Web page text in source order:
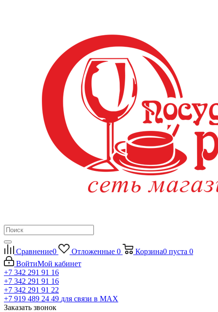
Сравнение0 Отложенные 0 Корзина0 пуста 0
ВойтиМой кабинет
+7 342 291 91 16
+7 342 291 91 16
+7 342 291 91 22
+7 919 489 24 49 для связи в МАХ
Заказать звонок